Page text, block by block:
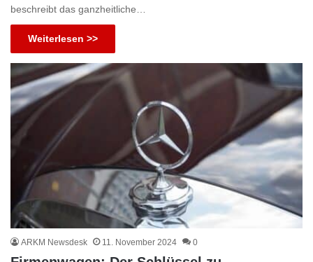
beschreibt das ganzheitliche…
Weiterlesen >>
ARKM Newsdesk 11. November 2024 0